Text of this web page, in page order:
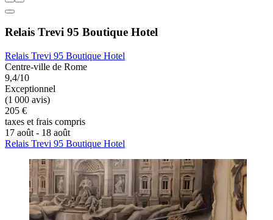
Relais Trevi 95 Boutique Hotel
Relais Trevi 95 Boutique Hotel
Centre-ville de Rome
9,4/10
Exceptionnel
(1 000 avis)
205 €
taxes et frais compris
17 août - 18 août
Relais Trevi 95 Boutique Hotel